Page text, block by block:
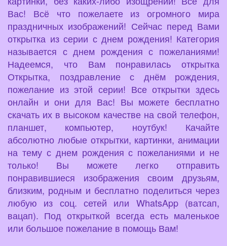
Вас! Всё что пожелаете из огромного мира
праздничных изображений! Сейчас перед Вами
открытка из серии с днем рождения! Категория
называется с днем рождения с пожеланиями!
Надеемся, что Вам понравилась открытка
Открытка, поздравление с днём рождения,
пожелание из этой серии! Все открытки здесь
онлайн и они для Вас! Вы можете бесплатно
скачать их в высоком качестве на свой телефон,
планшет, компьютер, ноутбук! Качайте
абсолютно любые открытки, картинки, анимации
на тему с днем рождения с пожеланиями и не
только! Вы можете легко отправить
понравившиеся изображения своим друзьям,
близким, родным и бесплатно поделиться через
любую из соц. сетей или WhatsApp (ватсап,
вацап). Под открыткой всегда есть маленькое
или большое пожелание в помощь Вам!